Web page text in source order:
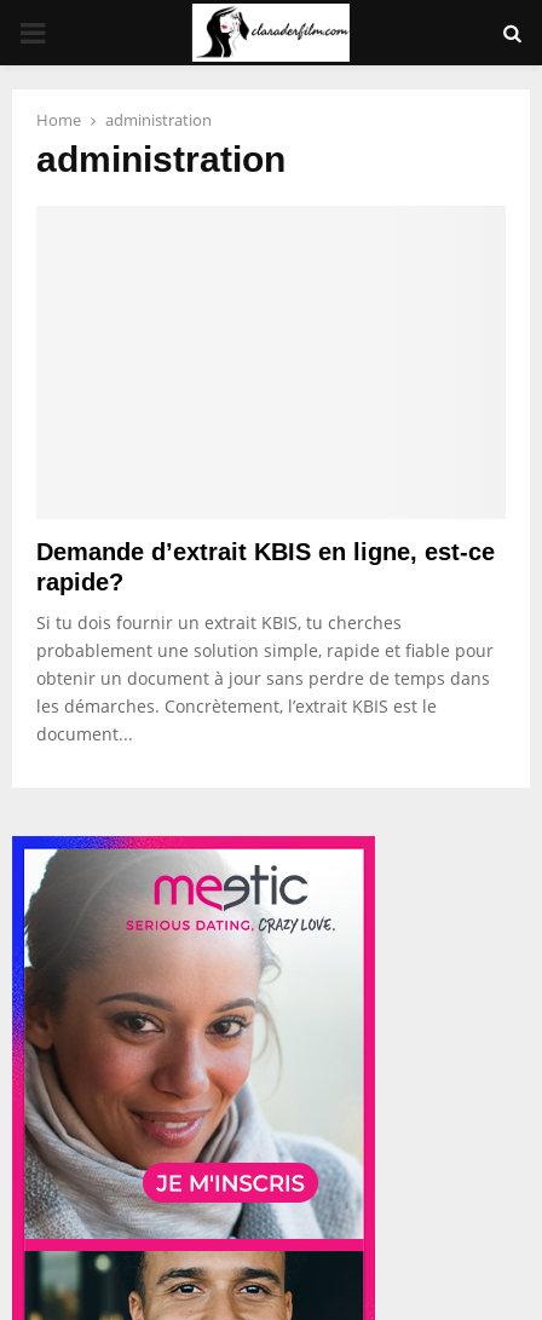
PRIMARY
Home administration
administration
Demande d’extrait KBIS en ligne, est-ce
rapide?
Si tu dois fournir un extrait KBIS, tu cherches
probablement une solution simple, rapide et fiable pour
obtenir un document à jour sans perdre de temps dans
les démarches. Concrètement, l’extrait KBIS est le
document...